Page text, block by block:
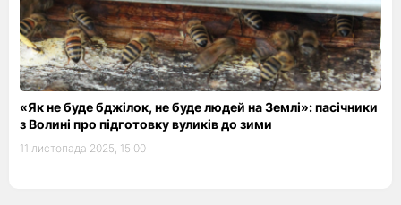
«Як не буде бджілок, не буде людей на Землі»: пасічники
з Волині про підготовку вуликів до зими
11 листопада 2025, 15:00